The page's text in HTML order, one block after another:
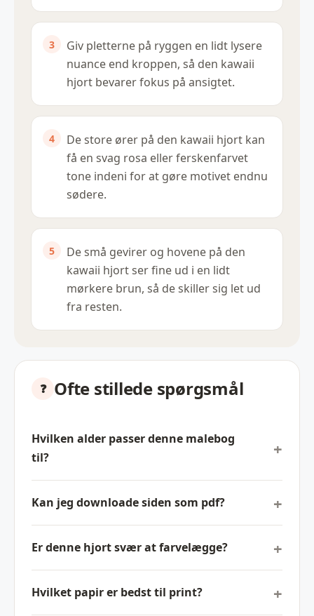
Giv pletterne på ryggen en lidt lysere
nuance end kroppen, så den kawaii
hjort bevarer fokus på ansigtet.
De store ører på den kawaii hjort kan
få en svag rosa eller ferskenfarvet
tone indeni for at gøre motivet endnu
sødere.
De små gevirer og hovene på den
kawaii hjort ser fine ud i en lidt
mørkere brun, så de skiller sig let ud
fra resten.
Ofte stillede spørgsmål
Hvilken alder passer denne malebog
til?
Kan jeg downloade siden som pdf?
Er denne hjort svær at farvelægge?
Hvilket papir er bedst til print?